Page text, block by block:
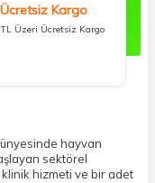
Ücretsiz Kargo
Üzeri Ücretsiz Kargo
hayvan
sektörel
hizmeti ve bir adet